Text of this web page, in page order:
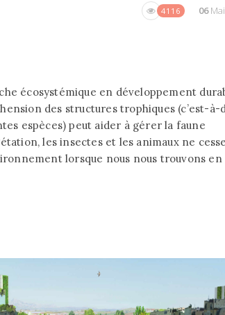
4116 06
écosystémique en développement
des structures trophiques (c’est-à-
espèces) peut aider à gérer la faune
les insectes et les animaux ne
lorsque nous nous trouvons en